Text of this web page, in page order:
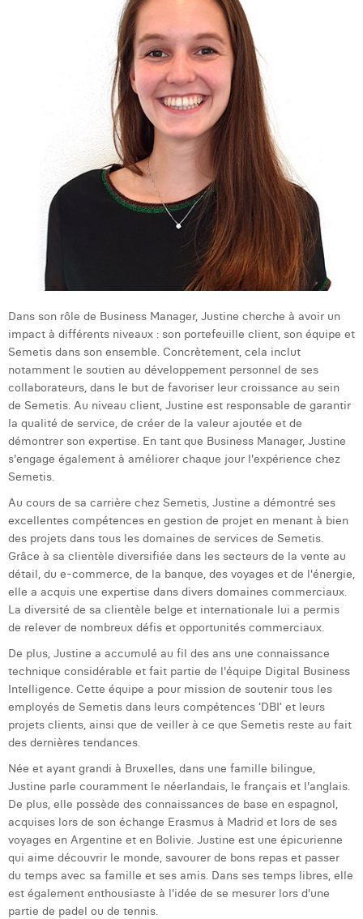
Diane Tremouroux
Eliott Pousset
Floriane Defacqz
Hanne Van Loock
Janne Beke
Jonas Geiregat
Justine Cremer
Laura Rooseleer
Laura Verhelst
Lena Pignoloni
Leonard Dierickx
Linda Kraim
Lisa Protin
Lore Fierens
Lotte Vranckx
Louis Nassogne
Manon Houppertz
Margaux Marien
Margaux Snakkers
Mathias Segers
Matthias Langenaeker
Ninon Chevalier
Pieter Maesmans
Dans son rôle de Business Manager, Justine cherche à avoir un
impact à différents niveaux : son portefeuille client, son équipe et
Semetis dans son ensemble. Concrètement, cela inclut
notamment le soutien au développement personnel de ses
collaborateurs, dans le but de favoriser leur croissance au sein
de Semetis. Au niveau client, Justine est responsable de garantir
la qualité de service, de créer de la valeur ajoutée et de
démontrer son expertise. En tant que Business Manager, Justine
s'engage également à améliorer chaque jour l'expérience chez
Semetis.
Au cours de sa carrière chez Semetis, Justine a démontré ses
excellentes compétences en gestion de projet en menant à bien
des projets dans tous les domaines de services de Semetis.
Grâce à sa clientèle diversifiée dans les secteurs de la vente au
détail, du e-commerce, de la banque, des voyages et de l'énergie,
elle a acquis une expertise dans divers domaines commerciaux.
La diversité de sa clientèle belge et internationale lui a permis
de relever de nombreux défis et opportunités commerciaux.
De plus, Justine a accumulé au fil des ans une connaissance
technique considérable et fait partie de l'équipe Digital Business
Intelligence. Cette équipe a pour mission de soutenir tous les
employés de Semetis dans leurs compétences ‘DBI’ et leurs
projets clients, ainsi que de veiller à ce que Semetis reste au fait
des dernières tendances.
Née et ayant grandi à Bruxelles, dans une famille bilingue,
Justine parle couramment le néerlandais, le français et l'anglais.
De plus, elle possède des connaissances de base en espagnol,
acquises lors de son échange Erasmus à Madrid et lors de ses
voyages en Argentine et en Bolivie. Justine est une épicurienne
qui aime découvrir le monde, savourer de bons repas et passer
du temps avec sa famille et ses amis. Dans ses temps libres, elle
est également enthousiaste à l'idée de se mesurer lors d'une
partie de padel ou de tennis.